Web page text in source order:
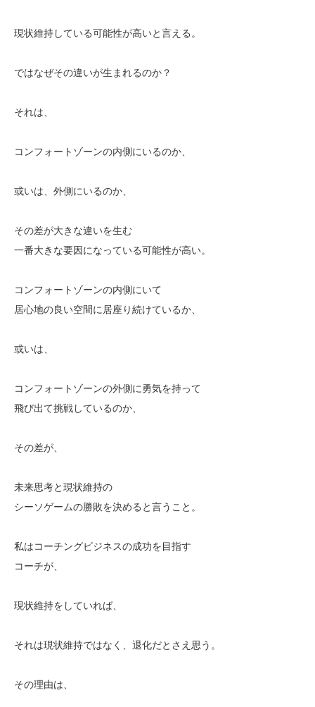
現状維持している可能性が高いと言える。
ではなぜその違いが生まれるのか？
それは、
コンフォートゾーンの内側にいるのか、
或いは、外側にいるのか、
その差が大きな違いを生む
一番大きな要因になっている可能性が高い。
コンフォートゾーンの内側にいて
居心地の良い空間に居座り続けているか、
或いは、
コンフォートゾーンの外側に勇気を持って
飛び出て挑戦しているのか、
その差が、
未来思考と現状維持の
シーソゲームの勝敗を決めると言うこと。
私はコーチングビジネスの成功を目指す
コーチが、
現状維持をしていれば、
それは現状維持ではなく、退化だとさえ思う。
その理由は、